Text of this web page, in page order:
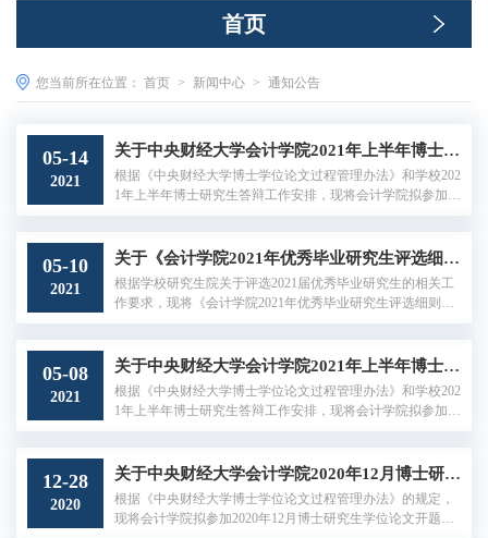
首页
您当前所在位置： 首页 > 新闻中心 > 通知公告
05-14
2021
关于中央财经大学会计学院2021年上半年博士研究生学位论文答辩的公告（2）
根据《中央财经大学博士学位论文过程管理办法》和学校202
1年上半年博士研究生答辩工作安排，现将会计学院拟参加20
开始。答辩地点：线上举行答辩申请人：韩慧云答辩题目：
注册制下IPO审核问询研究——基于科创板的证据所属学
科：会计学 特此公告。 中央财经大学会计学院2021年5月14
日
05-10
2021
关于《会计学院2021年优秀毕业研究生评选细则》的公示
根据学校研究生院关于评选2021届优秀毕业研究生的相关工
作要求，现将《会计学院2021年优秀毕业研究生评选细则》
学院优秀毕业研究生评选工作小组提出申诉。申诉应以书面
方式反映，书面材料请署真实姓名并附联系方式。联系邮
箱：cufempacc@126.com。 联系人：胡老师、赵老师。 附
件：《会计学院2021年优秀毕业研究生...
05-08
2021
关于中央财经大学会计学院2021年上半年博士研究生学位论文答辩的公告
根据《中央财经大学博士学位论文过程管理办法》和学校202
1年上半年博士研究生答辩工作安排，现将会计学院拟参加20
午9:00开始。答辩地点：南路校区主教10层1006会议室。
（1）答辩申请人：孙瑞琦答辩题目：相对业绩反馈对组织运
营效率的影响及作用条件——基于公立医院的实地实证研究
所属学科：会计学 （2）答辩申请...
12-28
2020
关于中央财经大学会计学院2020年12月博士研究生学位论文开题论证会公告
根据《中央财经大学博士学位论文过程管理办法》的规定，
现将会计学院拟参加2020年12月博士研究生学位论文开题论